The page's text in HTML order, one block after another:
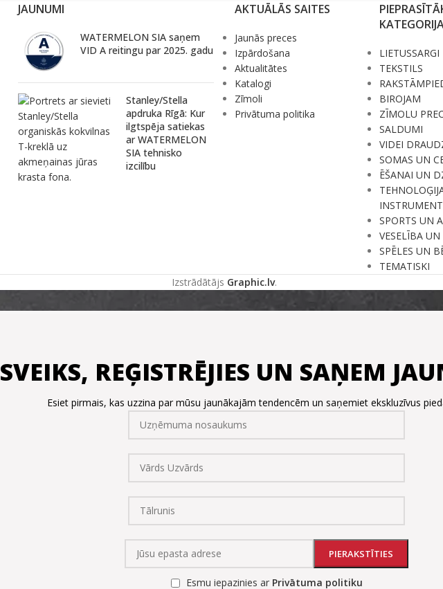
JAUNUMI
WATERMELON SIA saņem
VID A reitingu par 2025. gadu
Stanley/Stella
apdruka Rīgā: Kur
ilgtspēja satiekas
ar WATERMELON
SIA tehnisko
izcilību
AKTUĀLĀS SAITES
Jaunās preces
Izpārdošana
Aktualitātes
Katalogi
Zīmoli
Privātuma politika
LIETUSSARGI
TEKSTILS
BIROJAM
ZĪMOLU
SALDUMI
VIDEI
SOMAS UN
ĒŠANAI UN
SPORTS UN
VESELĪBA
SPĒLES UN
TEMATISKI
Izstrādātājs Graphic.lv.
SVEIKS, REĢISTRĒJIES UN SAŅEM
Esiet pirmais, kas uzzina par mūsu jaunākajām tendencēm un saņemiet ekskluzīvus
Esmu iepazinies ar Privātuma politiku